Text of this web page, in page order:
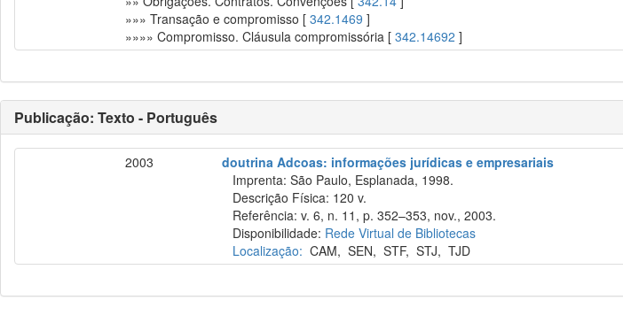
»»» Transação e compromisso [342.1469 ]
»»»» Compromisso. Cláusula compromissória [342.14692 ]
Publicação: Texto - Português
2003
doutrina Adcoas: informações jurídicas e empresariais
Imprenta: São Paulo, Esplanada, 1998.
Descrição Física: 120 v.
Referência: v. 6, n. 11, p. 352–353, nov., 2003.
Disponibilidade: Rede Virtual de Bibliotecas
Localização: CAM,SEN,STF,STJ,TJD